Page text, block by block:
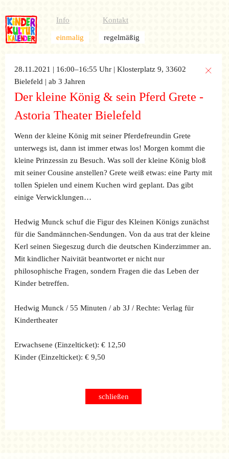
einmalig regelmäßig
Info Kontakt
28.11.2021 | 16:00–16:55 Uhr | Klosterplatz 9, 33602
Bielefeld | ab 3 Jahren
Der kleine König & sein Pferd Grete -
Astoria Theater Bielefeld
Wenn der kleine König mit seiner Pferdefreundin Grete
unterwegs ist, dann ist immer etwas los! Morgen kommt die
kleine Prinzessin zu Besuch. Was soll der kleine König bloß
mit seiner Cousine anstellen? Grete weiß etwas: eine Party mit
tollen Spielen und einem Kuchen wird geplant. Das gibt
einige Verwicklungen…
Hedwig Munck schuf die Figur des Kleinen Königs zunächst
für die Sandmännchen-Sendungen. Von da aus trat der kleine
Kerl seinen Siegeszug durch die deutschen Kinderzimmer an.
Mit kindlicher Naivität beantwortet er nicht nur
philosophische Fragen, sondern Fragen die das Leben der
Kinder betreffen.
Hedwig Munck / 55 Minuten / ab 3J / Rechte: Verlag für
Kindertheater
Erwachsene (Einzelticket): € 12,50
Kinder (Einzelticket): € 9,50
schließen